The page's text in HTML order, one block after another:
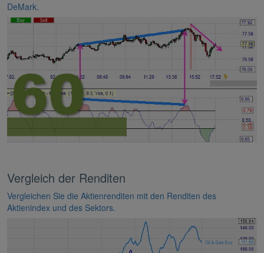
DeMark.
Vergleich der Renditen
Vergleichen Sie die Aktienrenditen mit den Renditen des
Aktienindex und des Sektors.